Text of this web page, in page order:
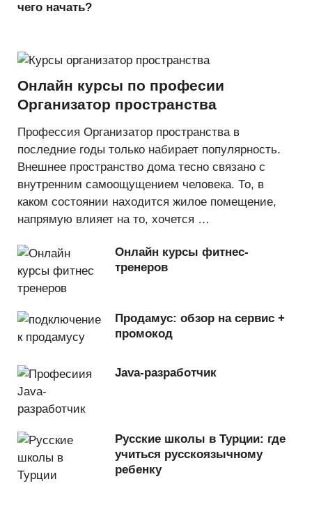
чего начать?
Онлайн курсы по професии
Организатор пространства
Профессия Организатор пространства в
последние годы только набирает популярность.
Внешнее пространство дома тесно связано с
внутренним самоощущением человека. То, в
каком состоянии находится жилое помещение,
напрямую влияет на то, хочется …
Онлайн курсы фитнес-
тренеров
Продамус: обзор на сервис +
промокод
Java-разработчик
Русские школы в Турции: где
учиться русскоязычному
ребенку